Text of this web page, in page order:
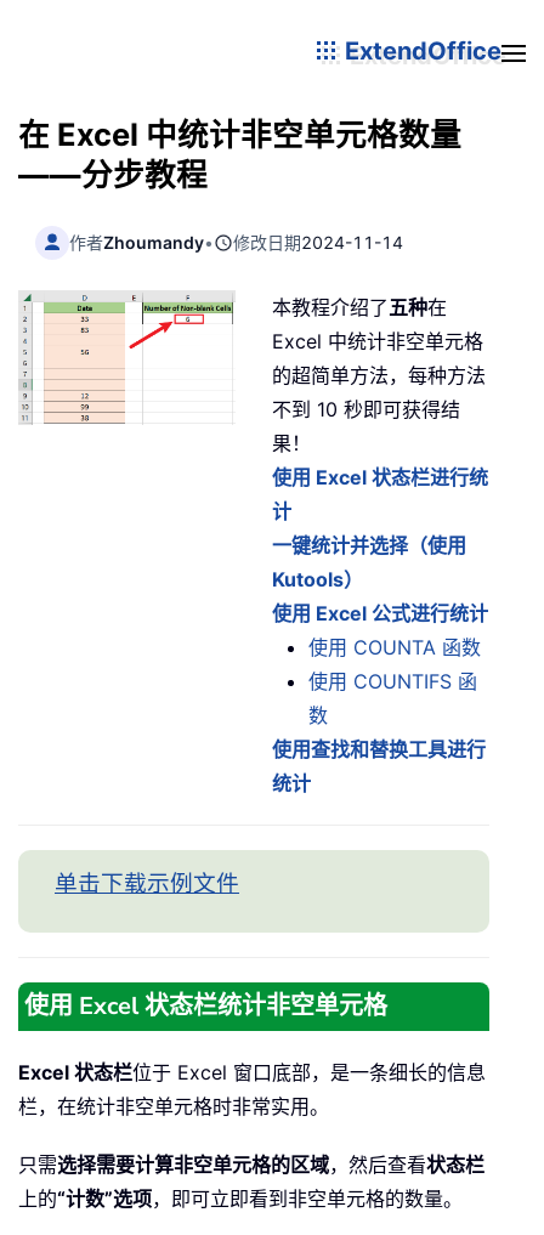
ExtendOffice
在 Excel 中统计非空单元格数量
——分步教程
作者Zhoumandy• 修改日期2024-11-14
本教程介绍了五种在
Excel 中统计非空单元格
的超简单方法，每种方法
不到 10 秒即可获得结
果！
使用 Excel 状态栏进行统
计
一键统计并选择（使用
Kutools）
使用 Excel 公式进行统计
使用 COUNTA 函数
使用 COUNTIFS 函
数
使用查找和替换工具进行
统计
单击下载示例文件
使用 Excel 状态栏统计非空单元格
Excel 状态栏位于 Excel 窗口底部，是一条细长的信息
栏，在统计非空单元格时非常实用。
只需选择需要计算非空单元格的区域，然后查看状态栏
上的“计数”选项，即可立即看到非空单元格的数量。